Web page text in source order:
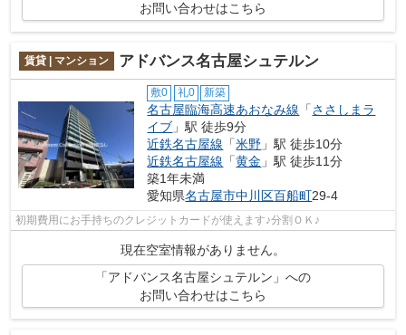
お問い合わせはこちら
賃貸 | マンション アドバンス名古屋シュテルン
敷0 礼0 新築
名古屋臨海高速あおなみ線 「ささしまラ
イブ 」駅 徒歩9分
近鉄名古屋線 「米野 」駅 徒歩10分
近鉄名古屋線 「黄金 」駅 徒歩11分
築1年未満
愛知県名古屋市中川区百船町29-4
初期費用にお手持ちのクレジットカードが使えます♪分割ＯＫ♪
現在空室情報がありません。
「アドバンス名古屋シュテルン」への
お問い合わせはこちら